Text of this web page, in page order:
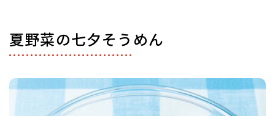
夏野菜の七夕そうめん